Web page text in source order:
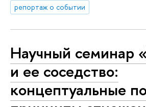
репортаж о событии
Научный семинар
и ее соседство:
концептуальные